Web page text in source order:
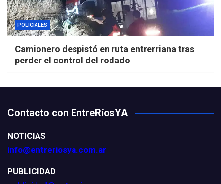
POLICIALES
Camionero despistó en ruta entrerriana tras
perder el control del rodado
Contacto con EntreRíosYA
NOTICIAS
info@entreriosya.com.ar
PUBLICIDAD